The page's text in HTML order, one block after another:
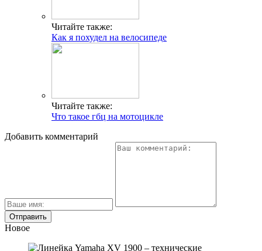
Читайте также:
Как я похудел на велосипеде
Читайте также:
Что такое гбц на мотоцикле
Добавить комментарий
Новое